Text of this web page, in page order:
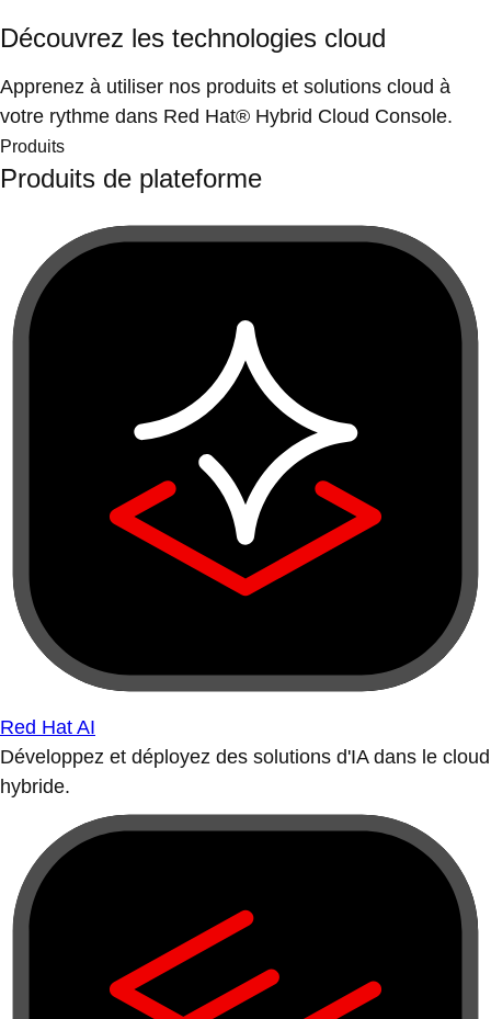
Découvrez les technologies cloud
Apprenez à utiliser nos produits et solutions cloud à
votre rythme dans Red Hat® Hybrid Cloud Console.
Produits
Produits de plateforme
Red Hat AI
Développez et déployez des solutions d'IA dans le cloud
hybride.